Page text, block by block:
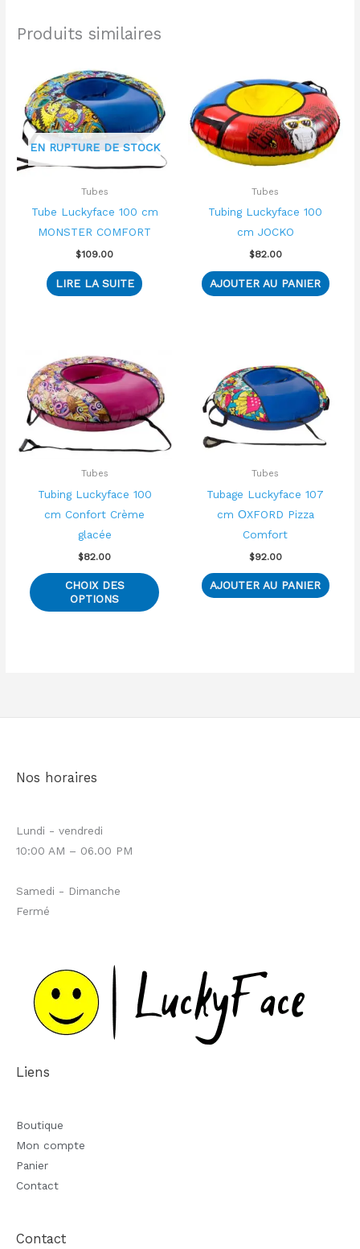
Produits similaires
EN RUPTURE DE STOCK
Tubes
Tube Luckyface 100 cm
MONSTER COMFORT
$109.00
LIRE LA SUITE
Tubes
Tubing Luckyface 100
cm JOCKO
$82.00
AJOUTER AU PANIER
Tubes
Tubing Luckyface 100
cm Confort Crème
glacée
$82.00
CHOIX DES
OPTIONS
a
plusieurs
variations.
Les
page
Tubes
Tubage Luckyface 107
cm ОXFORD Pizza
Comfort
$92.00
AJOUTER AU PANIER
Nos horaires
Lundi - vendredi
10:00 AM – 06.00 PM
Samedi - Dimanche
Fermé
Liens
Boutique
Mon compte
Panier
Contact
Contact